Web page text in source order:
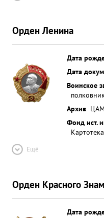
Орден Ленина
Дата
Дата
Воинское
Архив
Фонд ист.
Ещё
Орден Красного
Дата